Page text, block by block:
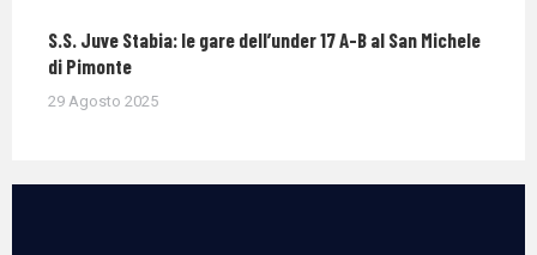
S.S. Juve Stabia: le gare dell’under 17 A-B al San Michele
di Pimonte
29 Agosto 2025